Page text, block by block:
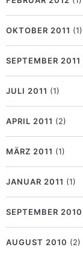
OKTOBER 2011 (1)
SEPTEMBER 2011
JULI 2011 (1)
APRIL 2011 (2)
MÄRZ 2011 (1)
JANUAR 2011 (1)
SEPTEMBER 2010
AUGUST 2010 (2)